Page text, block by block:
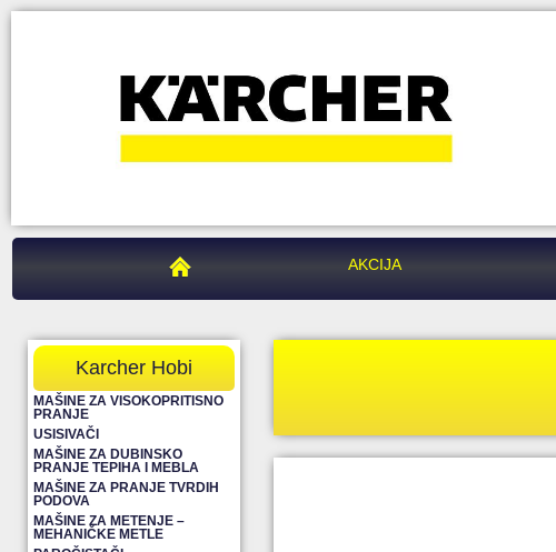
PEGAZ CENTAR AKCIJA
Karcher Hobi
MAŠINE ZA VISOKOPRITISNO
PRANJE
USISIVAČI
MAŠINE ZA DUBINSKO
PRANJE TEPIHA I MEBLA
MAŠINE ZA PRANJE TVRDIH
PODOVA
MAŠINE ZA METENJE –
MEHANIČKE METLE